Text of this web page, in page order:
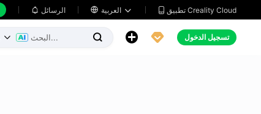
 الرسائل    تطبيق Creality Cloud
    تسجيل الدخول